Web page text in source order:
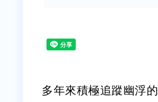
多年來積極追蹤幽浮